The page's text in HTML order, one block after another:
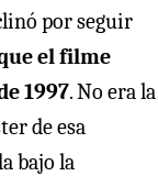
por seguir
el filme
1997. No era la
de esa
bajo la